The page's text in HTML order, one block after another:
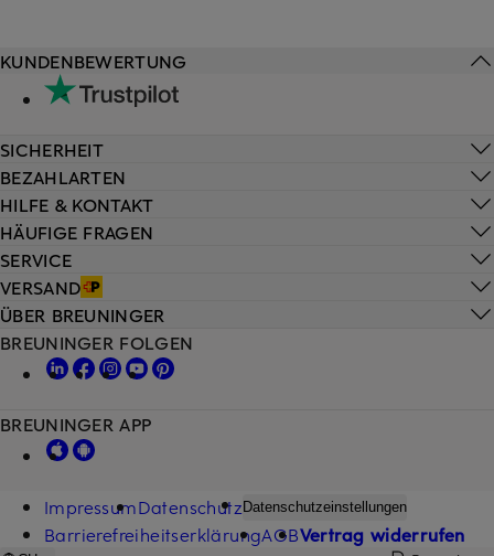
HILFE & KONTAKT
HÄUFIGE FRAGEN
SERVICE
VERSAND
KUNDENBEWERTUNG
SICHERHEIT
BEZAHLARTEN
ÜBER BREUNINGER
BREUNINGER FOLGEN
BREUNINGER APP
ImpressumDatenschutz Datenschutzeinstellungen
BarrierefreiheitserklärungAGBVertrag widerrufen